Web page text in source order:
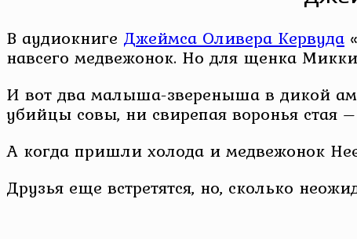
В аудиокниге Джеймса Оливера Кервуда
навсего медвежонок. Но для щенка
И вот два малыша-звереныша в дикой
убийцы совы, ни свирепая воронья стая
А когда пришли холода и медвежонок
Друзья еще встретятся, но, сколько